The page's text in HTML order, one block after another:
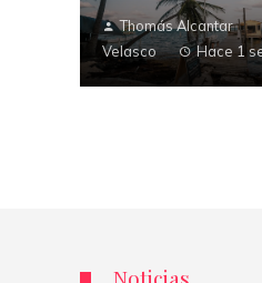
Thomás Alcantar
Velasco
Hace 1